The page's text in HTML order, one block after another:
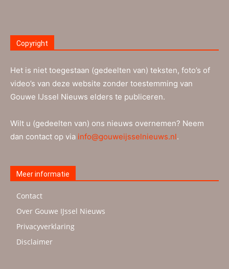
Copyright
Het is niet toegestaan (gedeelten van) teksten, foto’s of
video’s van deze website zonder toestemming van
Gouwe IJssel Nieuws elders te publiceren.
Wilt u (gedeelten van) ons nieuws overnemen? Neem
dan contact op via info@gouweijsselnieuws.nl.
Meer informatie
Contact
Over Gouwe IJssel Nieuws
Privacyverklaring
Disclaimer